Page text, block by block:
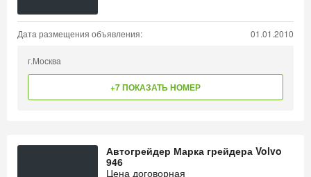
Дата размещения объявления: 01.01.2010
г.Москва
+7 ПОКАЗАТЬ НОМЕР
Автогрейдер Марка грейдера Volvo
946
Цена договорная